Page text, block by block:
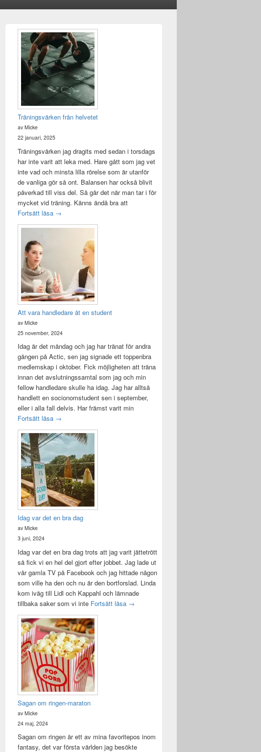
Primära
sidofältet
Widget
område
Träningsvärken från helvetet
av Micke
22 januari, 2025
Träningsvärken jag dragits med sedan i torsdags
har inte varit att leka med. Hare gått som jag vet
inte vad och minsta lilla rörelse som är utanför
de vanliga gör så ont. Balansen har också blivit
påverkad till viss del. Så går det när man tar i för
mycket vid träning. Känns ändå bra att
Fortsätt läsa Träningsvärken från helvetet
→
Att vara handledare åt en student
av Micke
25 november, 2024
Idag är det måndag och jag har tränat för andra
gången på Actic, sen jag signade ett toppenbra
medlemskap i oktober. Fick möjligheten att träna
innan det avslutningssamtal som jag och min
fellow handledare skulle ha idag. Jag har alltså
handlett en socionomstudent sen i september,
eller i alla fall delvis. Har främst varit min
Fortsätt läsa Att vara handledare åt en student
→
Idag var det en bra dag
av Micke
3 juni, 2024
Idag var det en bra dag trots att jag varit jättetrött
så fick vi en hel del gjort efter jobbet. Jag lade ut
vår gamla TV på Facebook och jag hittade någon
som ville ha den och nu är den bortforslad. Linda
kom iväg till Lidl och Kappahl och lämnade
tillbaka saker som vi inte Fortsätt läsa Idag var det en bra dag
→
Sagan om ringen-maraton
av Micke
24 maj, 2024
Sagan om ringen är ett av mina favoritepos inom
fantasy, det var första världen jag besökte